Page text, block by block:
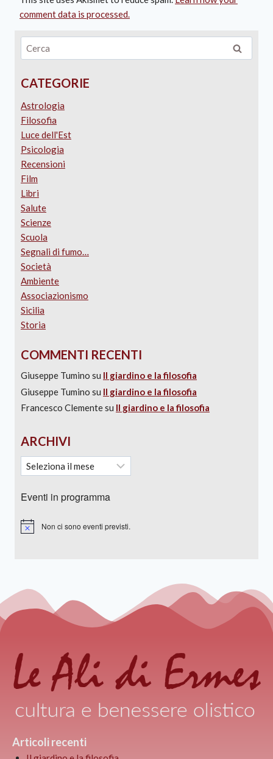
comment data is processed.
CATEGORIE
Astrologia
Filosofia
Luce dell'Est
Psicologia
Recensioni
Film
Libri
Salute
Scienze
Scuola
Segnali di fumo…
Società
Ambiente
Associazionismo
Sicilia
Storia
COMMENTI RECENTI
Giuseppe Tumino su Il giardino e la filosofia
Giuseppe Tumino su Il giardino e la filosofia
Francesco Clementesu Il giardino e la filosofia
ARCHIVI
Eventi in programma
Notice Non ci sono eventi previsti.
Articoli recenti